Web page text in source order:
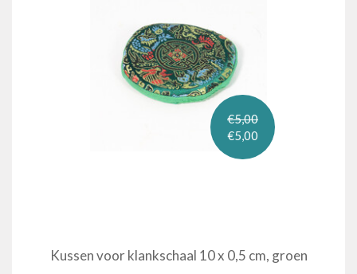
€5,00
€5,00
Kussen voor klankschaal 10 x 0,5 cm, groen